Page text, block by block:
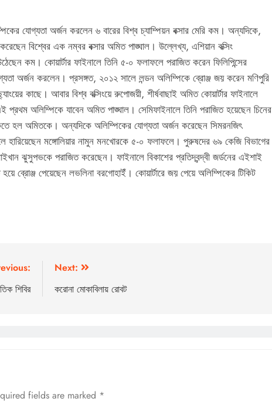
যোগ্যতা অর্জন করলেন ৬ বারের বিশ্ব চ্যাম্পিয়ন বক্সার মেরি কম। অন্যদিকে,
বিশ্বের এক নম্বর বক্সার অমিত পাঙ্ঘাল। উল্লেখ্য, এশিয়ান বক্সিং
কম। কোয়ার্টার ফাইনালে তিনি ৫-০ ফলাফলে পরাজিত করেন ফিলিপিন্সের
অর্জন করলেন। প্রসঙ্গত, ২০১২ সালে লন্ডন অলিম্পিকে ব্রোঞ্জ জয় করেন মণিপুরি
কাছে। আবার বিশ্ব বক্সিংয়ে রুপোজয়ী, শীর্ষবাছাই অমিত কোয়ার্টার ফাইনালে
অলিম্পিকে যাবেন অমিত পাঙ্ঘাল। সেমিফাইনালে তিনি পরাজিত হয়েছেন চিনের
হল অমিতকে। অন্যদিকে অলিম্পিকের যোগ্যতা অর্জন করেছেন সিমরনজিৎ
হারিয়েছেন মঙ্গোলিয়ার নামুন মনখোরকে ৫-০ ফলাফলে। পুরুষদের ৬৯ কেজি বিভাগের
ঝুসুপভকে পরাজিত করেছেন। ফাইনালে বিকাশের প্রতিদ্বন্দ্বী জর্ডনের এইশাই
ব্রোঞ্জ পেয়েছেন লভলিনা বরগোহাইঁ। কোয়ার্টারে জয় পেয়ে অলিম্পিকের টিকিট
শিবির
Next:
করোনা মোকাবিলায় রোবট
fields are marked *